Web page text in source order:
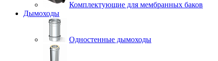
Комплектующие для мембранных баков
Дымоходы
Одностенные дымоходы